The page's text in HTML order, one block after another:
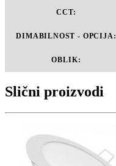
CCT:
DIMABILNOST - OPCIJA:
OBLIK:
Slični proizvodi